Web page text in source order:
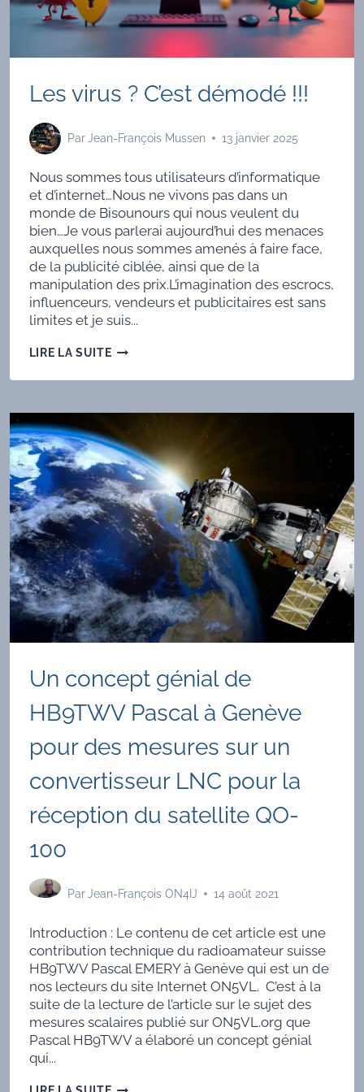
Les virus ? C’est démodé !!!
Par Jean-François Mussen 13 janvier 2025
Nous sommes tous utilisateurs d’informatique
et d’internet…Nous ne vivons pas dans un
monde de Bisounours qui nous veulent du
bien…Je vous parlerai aujourd’hui des menaces
auxquelles nous sommes amenés à faire face,
de la publicité ciblée, ainsi que de la
manipulation des prix.L’imagination des escrocs,
influenceurs, vendeurs et publicitaires est sans
limites et je suis...
LIRE LA SUITELES
C’EST
Un concept génial de
HB9TWV Pascal à Genève
pour des mesures sur un
convertisseur LNC pour la
réception du satellite QO-
100
Par Jean-François ON4IJ 14 août 2021
Introduction : Le contenu de cet article est une
contribution technique du radioamateur suisse
HB9TWV Pascal EMERY à Genève qui est un de
nos lecteurs du site Internet ON5VL. C’est à la
suite de la lecture de l’article sur le sujet des
mesures scalaires publié sur ON5VL.org que
Pascal HB9TWV a élaboré un concept génial
qui...
UN